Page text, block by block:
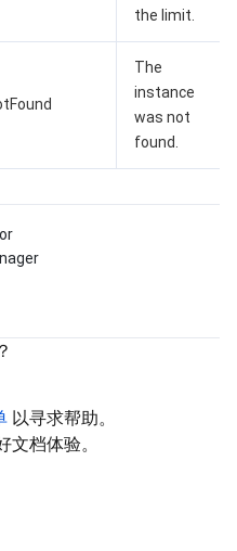
the limit.
The
instance
was not
found.
以寻求帮助。
档体验。